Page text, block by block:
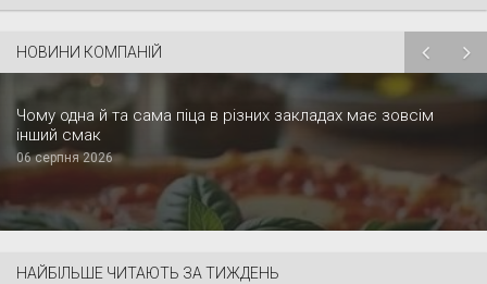
НОВИНИ КОМПАНІЙ
Чому одна й та сама піца в різних закладах має зовсім
інший смак
06 серпня 2026
НАЙБІЛЬШЕ ЧИТАЮТЬ ЗА ТИЖДЕНЬ